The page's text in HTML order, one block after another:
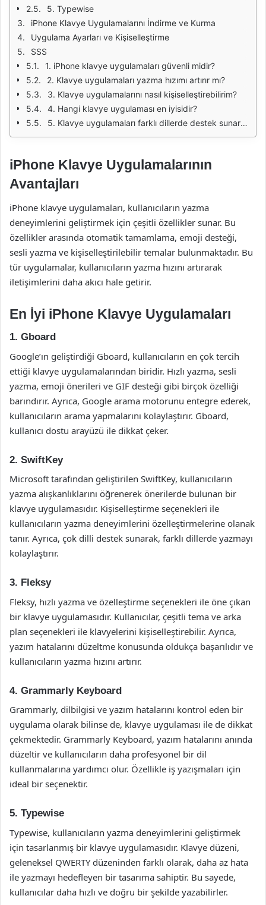
5. Typewise
iPhone Klavye Uygulamalarını İndirme ve Kurma
Uygulama Ayarları ve Kişiselleştirme
SSS
1. iPhone klavye uygulamaları güvenli midir?
2. Klavye uygulamaları yazma hızımı artırır mı?
3. Klavye uygulamalarını nasıl kişiselleştirebilirim?
4. Hangi klavye uygulaması en iyisidir?
5. Klavye uygulamaları farklı dillerde destek sunar mı?
iPhone Klavye Uygulamalarının
Avantajları
iPhone klavye uygulamaları, kullanıcıların yazma
deneyimlerini geliştirmek için çeşitli özellikler sunar. Bu
özellikler arasında otomatik tamamlama, emoji desteği,
sesli yazma ve kişiselleştirilebilir temalar bulunmaktadır. Bu
tür uygulamalar, kullanıcıların yazma hızını artırarak
iletişimlerini daha akıcı hale getirir.
En İyi iPhone Klavye Uygulamaları
1. Gboard
Google’ın geliştirdiği Gboard, kullanıcıların en çok tercih
ettiği klavye uygulamalarından biridir. Hızlı yazma, sesli
yazma, emoji önerileri ve GIF desteği gibi birçok özelliği
barındırır. Ayrıca, Google arama motorunu entegre ederek,
kullanıcıların arama yapmalarını kolaylaştırır. Gboard,
kullanıcı dostu arayüzü ile dikkat çeker.
2. SwiftKey
Microsoft tarafından geliştirilen SwiftKey, kullanıcıların
yazma alışkanlıklarını öğrenerek önerilerde bulunan bir
klavye uygulamasıdır. Kişiselleştirme seçenekleri ile
kullanıcıların yazma deneyimlerini özelleştirmelerine olanak
tanır. Ayrıca, çok dilli destek sunarak, farklı dillerde yazmayı
kolaylaştırır.
3. Fleksy
Fleksy, hızlı yazma ve özelleştirme seçenekleri ile öne çıkan
bir klavye uygulamasıdır. Kullanıcılar, çeşitli tema ve arka
plan seçenekleri ile klavyelerini kişiselleştirebilir. Ayrıca,
yazım hatalarını düzeltme konusunda oldukça başarılıdır ve
kullanıcıların yazma hızını artırır.
4. Grammarly Keyboard
Grammarly, dilbilgisi ve yazım hatalarını kontrol eden bir
uygulama olarak bilinse de, klavye uygulaması ile de dikkat
çekmektedir. Grammarly Keyboard, yazım hatalarını anında
düzeltir ve kullanıcıların daha profesyonel bir dil
kullanmalarına yardımcı olur. Özellikle iş yazışmaları için
ideal bir seçenektir.
5. Typewise
Typewise, kullanıcıların yazma deneyimlerini geliştirmek
için tasarlanmış bir klavye uygulamasıdır. Klavye düzeni,
geleneksel QWERTY düzeninden farklı olarak, daha az hata
ile yazmayı hedefleyen bir tasarıma sahiptir. Bu sayede,
kullanıcılar daha hızlı ve doğru bir şekilde yazabilirler.